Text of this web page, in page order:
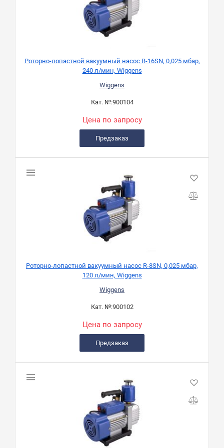
Роторно-лопастной вакуумный насос R-16SN, 0,025 мбар,
240 л/мин, Wiggens
Wiggens
Кат. №:900104
Цена по запросу
Предзаказ
Роторно-лопастной вакуумный насос R-8SN, 0,025 мбар,
120 л/мин, Wiggens
Wiggens
Кат. №:900102
Цена по запросу
Предзаказ